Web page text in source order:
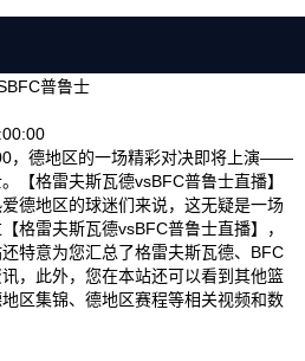
普鲁士
，德地区的一场精彩对决即将上演——
【格雷夫斯瓦德vsBFC普鲁士直播】
德地区的球迷们来说，这无疑是一场
格雷夫斯瓦德vsBFC普鲁士直播】，
特意为您汇总了格雷夫斯瓦德、BFC
，此外，您在本站还可以看到其他篮
区集锦、德地区赛程等相关视频和数